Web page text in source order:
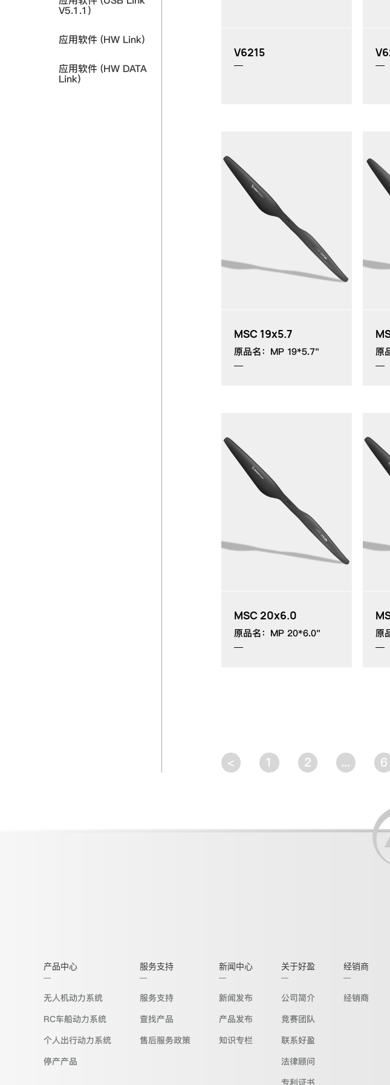
V5.1.1)
应用软件 (HW Link)
应用软件 (HW DATA
Link)
V6215
MSC 19x5.7
原品名：MP 19*5.7" 原
MSC 20x6.0
原品名：MP 20*6.0" 原
< 1 2 ... 6
产品中心
无人机动力系统
RC车船动力系统
个人出行动力系统
停产产品
服务支持
服务支持
查找产品
售后服务政策
新闻中心
新闻发布
产品发布
知识专栏
关于好盈
公司简介
竞赛团队
联系好盈
法律顾问
专利证书
经销商
经销商